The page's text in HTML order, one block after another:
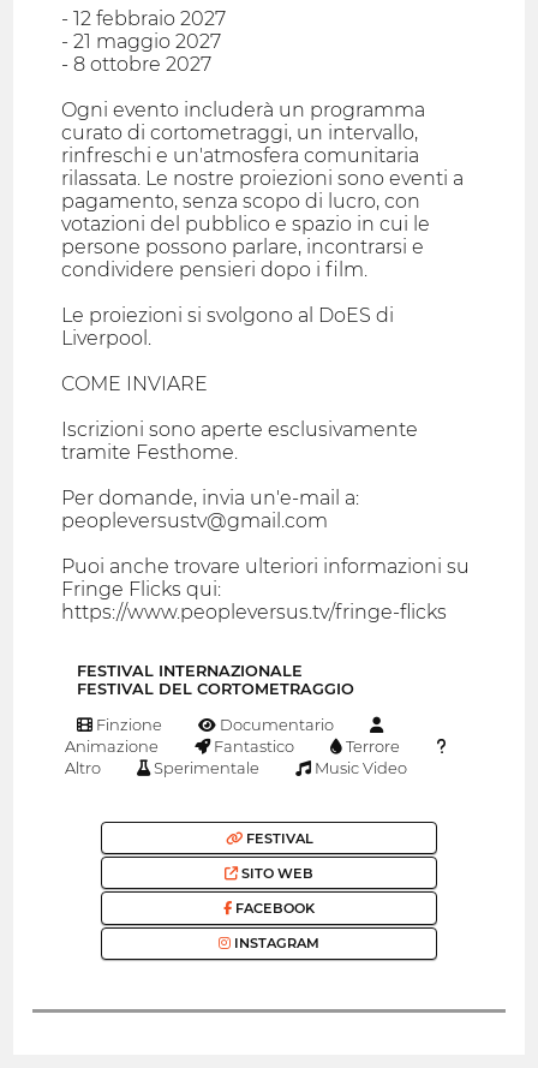
- 12 febbraio 2027
- 21 maggio 2027
- 8 ottobre 2027
Ogni evento includerà un programma
curato di cortometraggi, un intervallo,
rinfreschi e un'atmosfera comunitaria
rilassata. Le nostre proiezioni sono eventi a
pagamento, senza scopo di lucro, con
votazioni del pubblico e spazio in cui le
persone possono parlare, incontrarsi e
condividere pensieri dopo i film.
Le proiezioni si svolgono al DoES di
Liverpool.
COME INVIARE
Iscrizioni sono aperte esclusivamente
tramite Festhome.
Per domande, invia un'e-mail a:
peopleversustv@gmail.com
Puoi anche trovare ulteriori informazioni su
Fringe Flicks qui:
https://www.peopleversus.tv/fringe-flicks
FESTIVAL INTERNAZIONALE
FESTIVAL DEL CORTOMETRAGGIO
Finzione
Documentario
Animazione
Fantastico
Terrore
Altro
Sperimentale Music Video
FESTIVAL
SITO WEB
FACEBOOK
INSTAGRAM